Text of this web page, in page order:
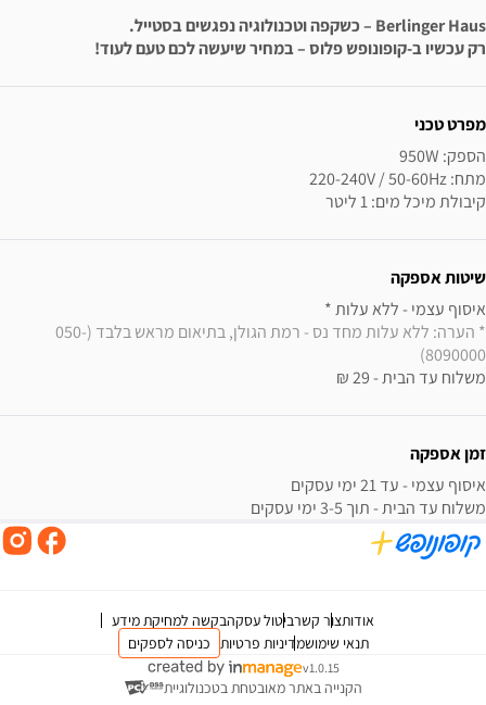
Berlinger Haus – כשקפה וטכנולוגיה נפגשים בסטייל.
רק עכשיו ב-קופונופש פלוס – במחיר שיעשה לכם טעם לעוד!
מפרט טכני
קיבולת מיכל מים: 1 ליטר
שיטות אספקה
איסוף עצמי - ללא עלות *
* הערה: ללא עלות מחד נס - רמת הגולן, בתיאום מראש בלבד (050-
8090000)
משלוח עד הבית - 29 ₪
זמן אספקה
משלוח עד הבית - תוך 3-5 ימי עסקים
אודותצור קשרביטול עסקהבקשה למחיקת מידע
תנאי שימושמדיניות פרטיות כניסה לספקים
v1.0.15
הקנייה באתר מאובטחת בטכנולוגיית